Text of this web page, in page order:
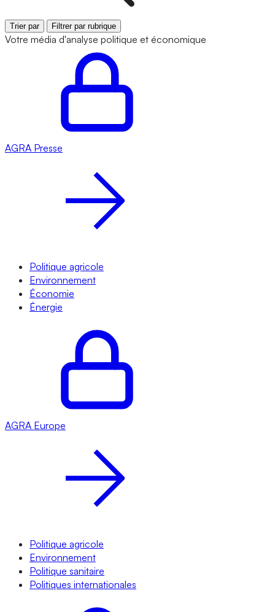
Trier par Filtrer par rubrique
Votre média d'analyse politique et économique
AGRA Presse
Politique agricole
Environnement
Économie
Énergie
AGRA Europe
Politique agricole
Environnement
Politique sanitaire
Politiques internationales